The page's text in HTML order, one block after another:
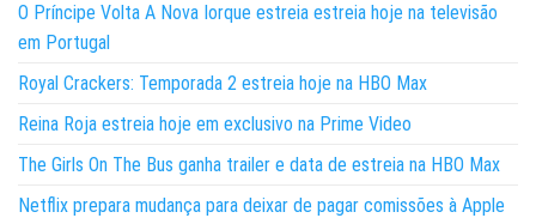
O Príncipe Volta A Nova Iorque estreia estreia hoje na televisão
em Portugal
Royal Crackers: Temporada 2 estreia hoje na HBO Max
Reina Roja estreia hoje em exclusivo na Prime Video
The Girls On The Bus ganha trailer e data de estreia na HBO Max
Netflix prepara mudança para deixar de pagar comissões à Apple